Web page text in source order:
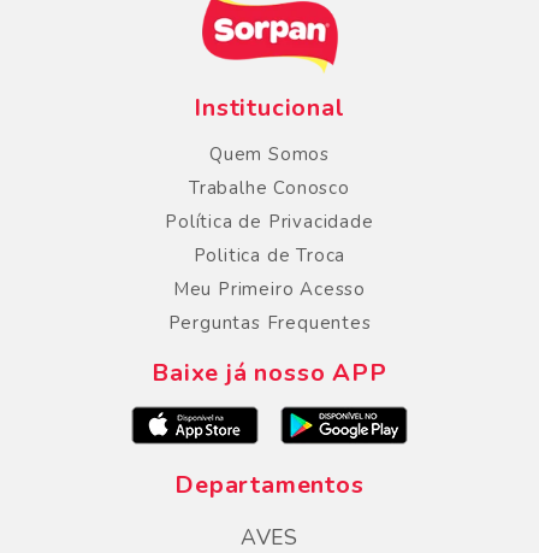
Institucional
Quem Somos
Trabalhe Conosco
Política de Privacidade
Politica de Troca
Meu Primeiro Acesso
Perguntas Frequentes
Baixe já nosso APP
Departamentos
AVES